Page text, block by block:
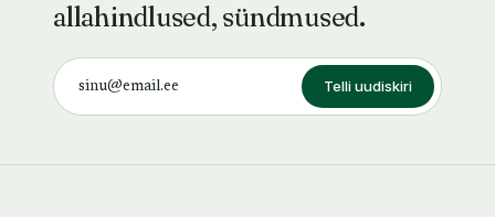
allahindlused, sündmused.
Telli uudiskiri